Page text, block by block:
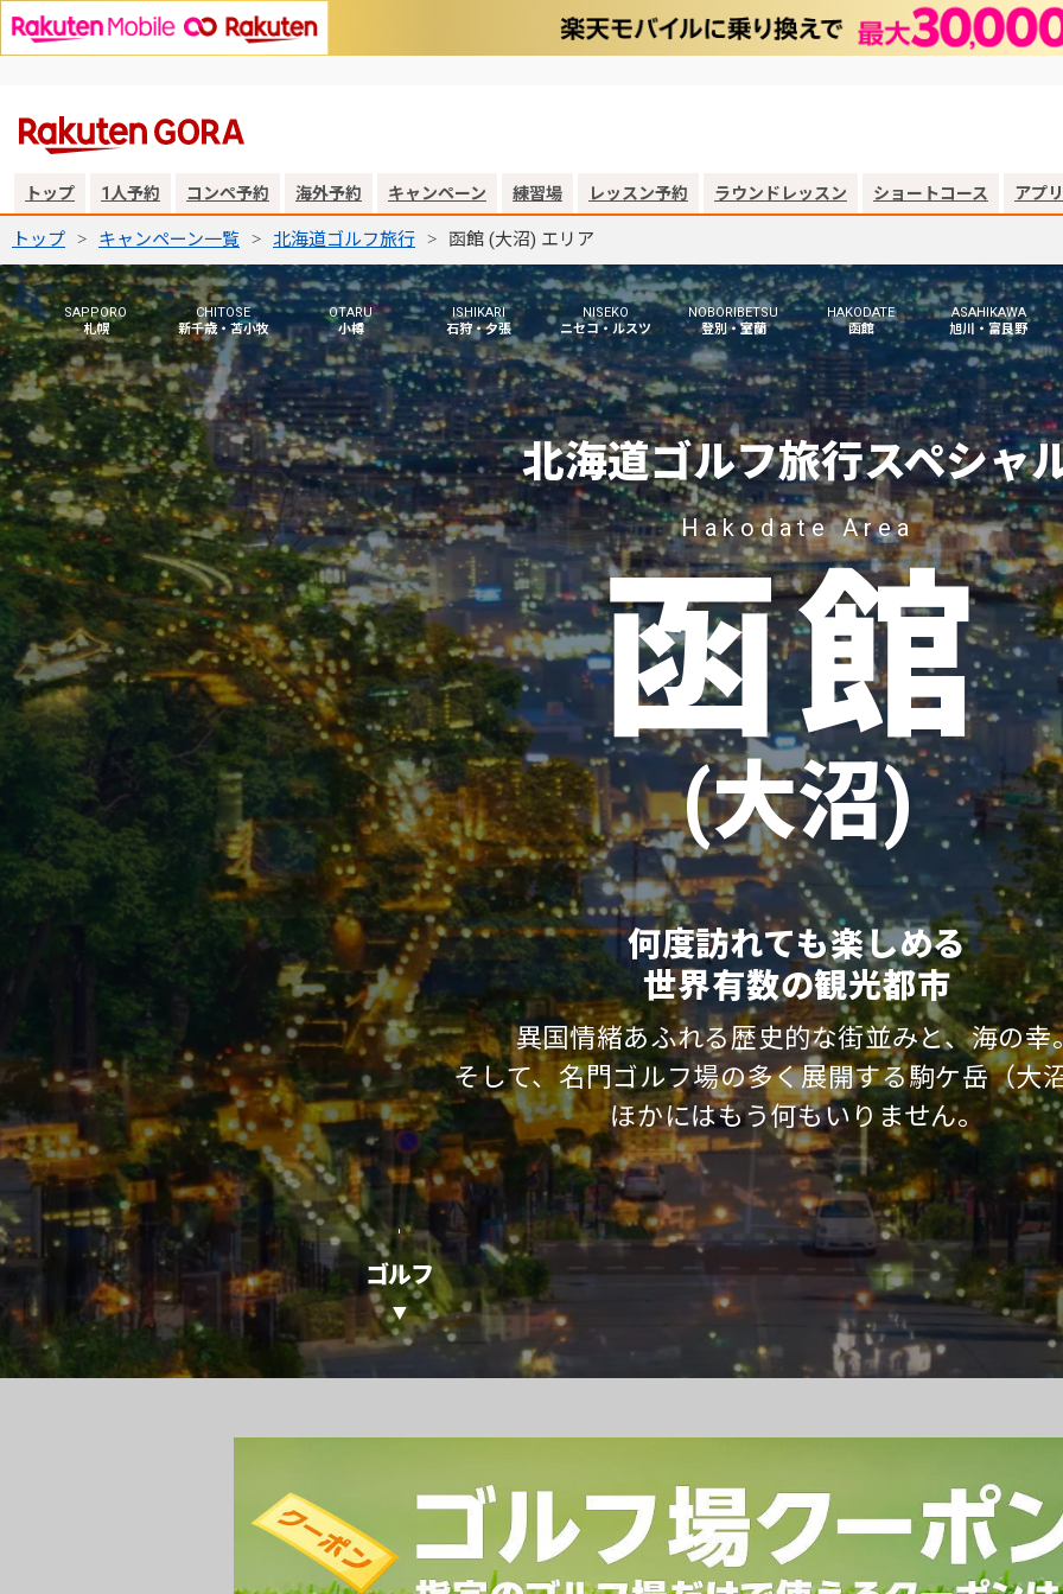
トップ 1人予約 コンペ予約 海外予約 キャンペーン 練習場 レッスン予約 ラウンドレッスン ショートコース アプリ
トップ キャンペーン一覧 北海道ゴルフ旅行 函館 (大沼) エリア
SAPPORO
札幌
CHITOSE
新千歳・苫小牧
OTARU
小樽
ISHIKARI
石狩・夕張
NISEKO
ニセコ・ルスツ
NOBORIBETSU
登別・室蘭
HAKODATE
函館
ASAHIKAWA
旭川・富良野
北海道ゴルフ旅行スペシャ
Hakodate Area
函館
(大沼)
何度訪れても楽しめる
世界有数の観光都市
異国情緒あふれる歴史的な街並みと、海の幸
そして、名門ゴルフ場の多く展開する駒ケ岳（大
ほかにはもう何もいりません。
ゴルフ